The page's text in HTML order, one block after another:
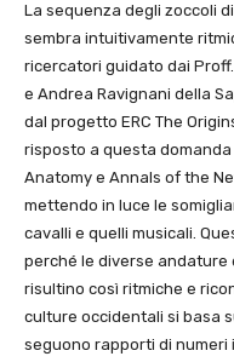
La sequenza degli zoccoli
sembra intuitivamente
ricercatori guidato dai Proff.
e Andrea Ravignani della
dal progetto ERC The
risposto a questa
Anatomy e Annals of the
mettendo in luce le
cavalli e quelli musicali.
perché le diverse andature
risultino così ritmiche e
culture occidentali si basa
seguono rapporti di numeri